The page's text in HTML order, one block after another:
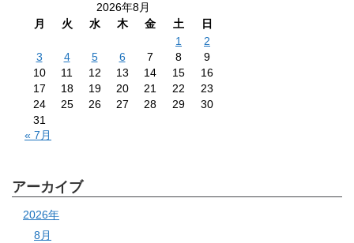
2026年8月
月
火 水 木 金 土
日
1
2
3
4 5 6 7 8
9
10
11 12 13 14 15
16
17
18 19 20 21 22
23
24
25 26 27 28 29
30
31
« 7月
アーカイブ
2026年
8月